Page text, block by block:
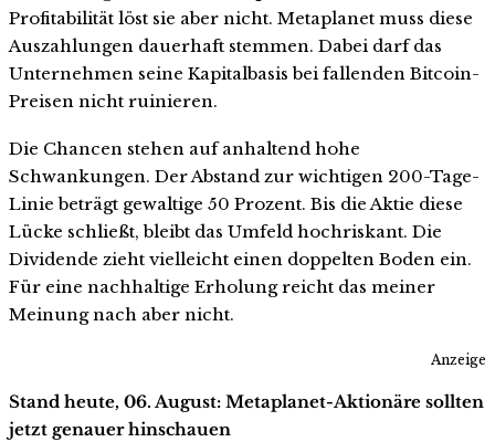
Profitabilität löst sie aber nicht. Metaplanet muss diese
Auszahlungen dauerhaft stemmen. Dabei darf das
Unternehmen seine Kapitalbasis bei fallenden Bitcoin-
Preisen nicht ruinieren.
Die Chancen stehen auf anhaltend hohe
Schwankungen. Der Abstand zur wichtigen 200-Tage-
Linie beträgt gewaltige 50 Prozent. Bis die Aktie diese
Lücke schließt, bleibt das Umfeld hochriskant. Die
Dividende zieht vielleicht einen doppelten Boden ein.
Für eine nachhaltige Erholung reicht das meiner
Meinung nach aber nicht.
Anzeige
Stand heute, 06. August: Metaplanet-Aktionäre sollten
jetzt genauer hinschauen